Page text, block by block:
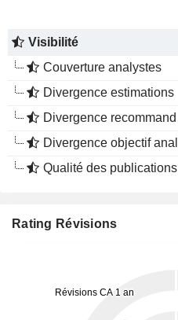
Visibilité
Couverture analystes
Divergence estimations
Divergence recommandations analystes
Divergence objectif analystes
Qualité des publications
Rating Révisions